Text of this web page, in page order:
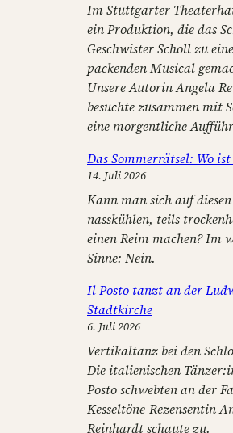
Im Stuttgarter
ein Produktion, die das
Geschwister Scholl zu
packenden Musical
Unsere Autorin Angela
besuchte zusammen mit
eine morgentliche
Das Sommerrätsel: Wo ist
14. Juli 2026
Kann man sich auf
nasskühlen, teils
einen Reim machen? Im
Sinne: Nein.
Il Posto tanzt an der
Stadtkirche
6. Juli 2026
Vertikaltanz bei den
Die italienischen
Posto schwebten an der
Kesseltöne-Rezensentin
Reinhardt schaute zu.